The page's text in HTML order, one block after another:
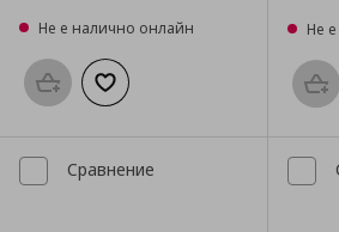
Не е налично онлайн
Προσθήκη στο καλάθι
Добави към списъка с
Не
Сравнение